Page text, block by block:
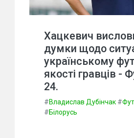
Хацкевич
думки щодо
українському
якості гравців -
24.
#Владислав Дубінчак #
#Білорусь